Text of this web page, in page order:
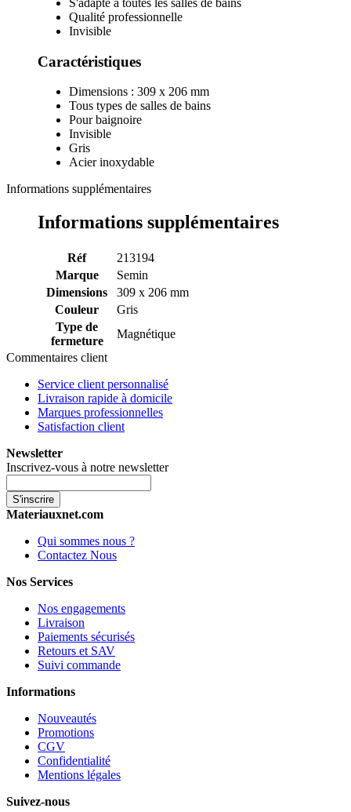
S'adapte à toutes les salles de bains
Qualité professionnelle
Invisible
Caractéristiques
Dimensions : 309 x 206 mm
Tous types de salles de bains
Pour baignoire
Invisible
Gris
Acier inoxydable
Informations supplémentaires
Informations supplémentaires
Réf
213194
Marque
Semin
Dimensions
309 x 206 mm
Couleur
Gris
Type de
fermeture
Magnétique
Commentaires client
Service client personnalisé
Livraison rapide à domicile
Marques professionnelles
Satisfaction client
Newsletter
Inscrivez-vous à notre newsletter
S'inscrire
Materiauxnet.com
Qui sommes nous ?
Contactez Nous
Nos Services
Nos engagements
Livraison
Paiements sécurisés
Retours et SAV
Suivi commande
Informations
Nouveautés
Promotions
CGV
Confidentialité
Mentions légales
Suivez-nous